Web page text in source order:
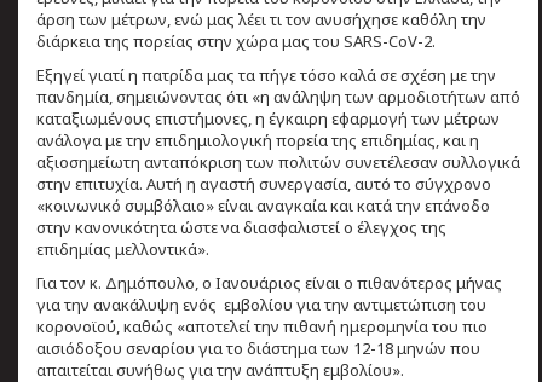
άρση των μέτρων, ενώ μας λέει τι τον ανυσήχησε καθόλη την
διάρκεια της πορείας στην χώρα μας του SARS-CoV-2.
Εξηγεί γιατί η πατρίδα μας τα πήγε τόσο καλά σε σχέση με την
πανδημία, σημειώνοντας ότι «η ανάληψη των αρμοδιοτήτων από
καταξιωμένους επιστήμονες, η έγκαιρη εφαρμογή των μέτρων
ανάλογα με την επιδημιολογική πορεία της επιδημίας, και η
αξιοσημείωτη ανταπόκριση των πολιτών συνετέλεσαν συλλογικά
στην επιτυχία. Αυτή η αγαστή συνεργασία, αυτό το σύγχρονο
«κοινωνικό συμβόλαιο» είναι αναγκαία και κατά την επάνοδο
στην κανονικότητα ώστε να διασφαλιστεί ο έλεγχος της
επιδημίας μελλοντικά».
Για τον κ. Δημόπουλο, ο Ιανουάριος είναι ο πιθανότερος μήνας
για την ανακάλυψη ενός εμβολίου για την αντιμετώπιση του
κορονοϊού, καθώς «αποτελεί την πιθανή ημερομηνία του πιο
αισιόδοξου σεναρίου για το διάστημα των 12-18 μηνών που
απαιτείται συνήθως για την ανάπτυξη εμβολίου».